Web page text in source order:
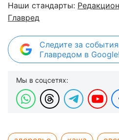
Наши стандарты:
Главред
Следите за
Главредом в Google!
Мы в соцсетях: